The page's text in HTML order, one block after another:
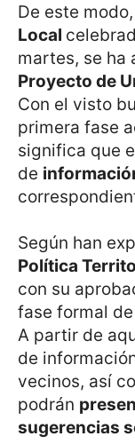
De este
Local
martes, se ha
Proyecto de
Con el visto
primera fase
significa que
de
Según han
Política
con su
fase formal
A partir de
de
vecinos, así
podrán
sugerencias